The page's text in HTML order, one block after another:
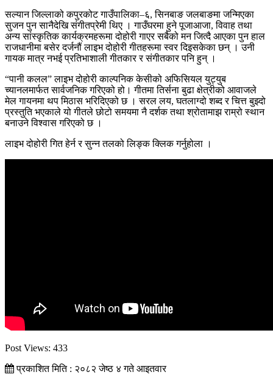
सल्यान जिल्लाको कपुरकोट गाउँपालिका–६, सिनबाङ जलबाङमा जन्मिएका
सुजन पुन सानैदेखि संगीतप्रेमी थिए । गाउँघरमा हुने पूजाआजा, विवाह तथा
अन्य सांस्कृतिक कार्यक्रमहरूमा दोहोरी गाएर सबैको मन जित्दै आएका पुन हाल
राजधानीमा बसेर दर्जनौं लाइभ दोहोरी गीतहरूमा स्वर दिइसकेका छन् । उनी
गायक मात्र नभई प्रतिभाशाली गीतकार र संगीतकार पनि हुन् ।
“पानी कलल” लाइभ दोहोरी काल्पनिक केसीको अफिसियल युट्युब
च्यानलमार्फत सार्वजनिक गरिएको हो। गीतमा तिर्सना बुढा क्षेत्रीको आवाजले
मेल गायनमा थप मिठास भरिदिएको छ । सरल लय, घतलाग्दो शब्द र चित्त बुझ्दो
प्रस्तुति भएकाले यो गीतले छोटो समयमा नै दर्शक तथा श्रोतामाझ राम्रो स्थान
बनाउने विश्वास गरिएको छ ।
लाइभ दोहोरी गित हेर्न र सुन्न तलको लिङ्क क्लिक गर्नुहोला ।
Post Views: 433
प्रकाशित मिति : २०८२ जेष्ठ ४ गते आइतवार